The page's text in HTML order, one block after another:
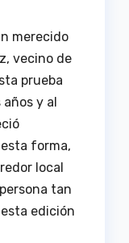
merecido
vecino de
prueba
y al
forma,
local
tan
edición